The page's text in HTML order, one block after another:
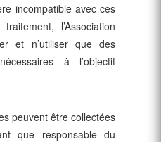
incompatible avec ces
l’Association
et n’utiliser que des
à l’objectif
peuvent être collectées
que responsable du